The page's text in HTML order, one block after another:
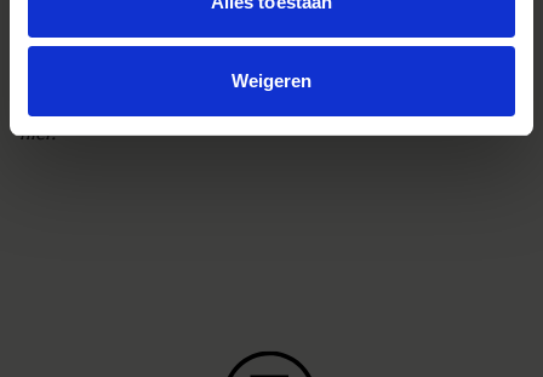
Weigeren
paddenstoel, de vliegenzwam in dit geval, dat de lamellen
Meer over Martijn en zijn
hier.